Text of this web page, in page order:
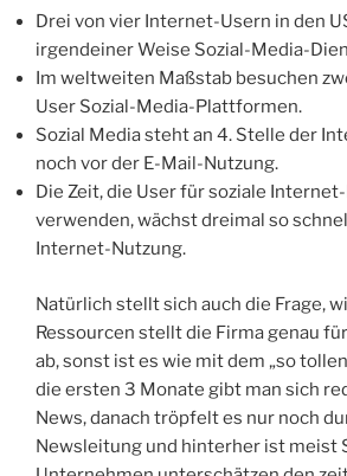
Drei von vier Internet-Usern in den
irgendeiner Weise Sozial-Media-
Im weltweiten Maßstab besuchen
User Sozial-Media-Plattformen.
Sozial Media steht an 4. Stelle der
noch vor der E-Mail-Nutzung.
Die Zeit, die User für soziale
verwenden, wächst dreimal so
Internet-Nutzung.
Natürlich stellt sich auch die Frage,
Ressourcen stellt die Firma genau
ab, sonst ist es wie mit dem „so
die ersten 3 Monate gibt man sich
News, danach tröpfelt es nur noch
Newsleitung und hinterher ist meist